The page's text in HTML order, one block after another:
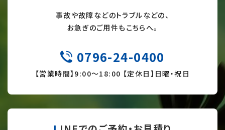
事故や故障などのトラブルなどの、
お急ぎのご用件もこちらへ。
TEL
0796-24-0400
【営業時間】9:00～18:00 【定休日】日曜・祝日